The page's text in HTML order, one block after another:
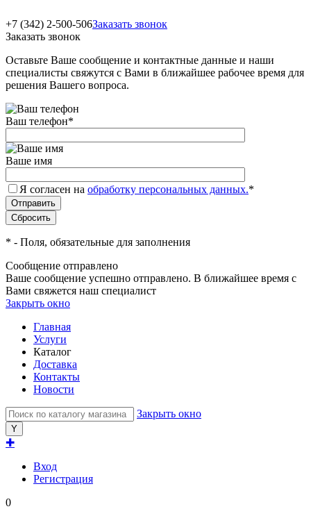
+7 (342) 2-500-506Заказать звонок
Заказать звонок
Оставьте Ваше сообщение и контактные данные и наши
специалисты свяжутся с Вами в ближайшее рабочее время для
решения Вашего вопроса.
Ваш телефон*
Ваше имя
Я согласен на обработку персональных данных.*
* - Поля, обязательные для заполнения
Сообщение отправлено
Ваше сообщение успешно отправлено. В ближайшее время с
Вами свяжется наш специалист
Закрыть окно
Главная
Услуги
Каталог
Доставка
Контакты
Новости
Закрыть окно
✚
Вход
Регистрация
0